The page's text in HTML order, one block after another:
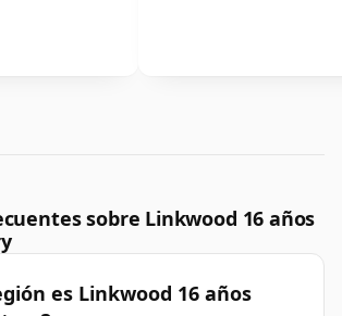
sobre Linkwood 16 años
es Linkwood 16 años